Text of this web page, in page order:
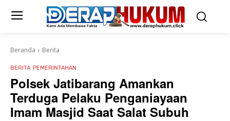
Beranda Berita
BERITA PEMERINTAHAN
Polsek Jatibarang Amankan
Terduga Pelaku Penganiayaan
Imam Masjid Saat Salat Subuh